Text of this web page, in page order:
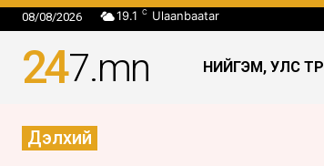
08/08/2026 19.1 C Ulaanbaatar
247.mn НИЙГЭМ, УЛС ТӨР
Дэлхий